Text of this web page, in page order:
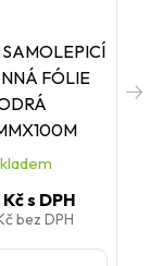
FÓLIE
s DPH
bez DPH